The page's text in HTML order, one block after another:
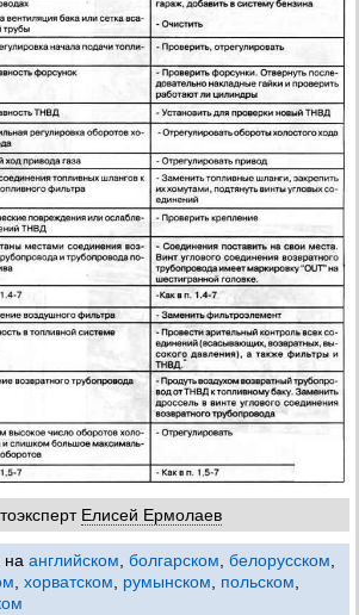
Елисей Ермолаев
на английском, болгарском, белорусском,
, хорватском, румынском, польском,